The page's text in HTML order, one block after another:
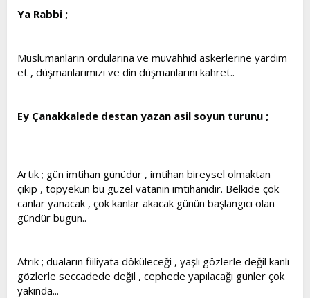
Ya Rabbi ;
Müslümanların ordularına ve muvahhid askerlerine yardım
et , düşmanlarımızı ve din düşmanlarını kahret..
Ey Çanakkalede destan yazan asil soyun turunu ;
Artık ; gün imtihan günüdür , imtihan bireysel olmaktan
çıkıp , topyekün bu güzel vatanın imtihanıdır. Belkide çok
canlar yanacak , çok kanlar akacak günün başlangıcı olan
gündür bugün..
Atrık ; duaların fiiliyata döküleceği , yaşlı gözlerle değil kanlı
gözlerle seccadede değil , cephede yapılacağı günler çok
yakında...